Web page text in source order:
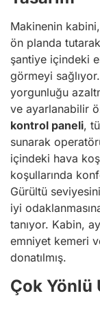
Makinenin
ön planda tutarak
şantiye içindeki
görmeyi
yorgunluğu
ve ayarlanabilir
kontrol paneli,
sunarak
içindeki hava
koşullarında
Gürültü
iyi
tanıyor. Kabin,
emniyet kemeri
donatılmış.
Çok Yönlü